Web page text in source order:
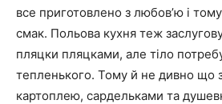
все приготовлено з любов’ю і
смак. Польова кухня теж
пляцки пляцками, але тіло
тепленького. Тому й не дивно що
картоплею, сардельками та